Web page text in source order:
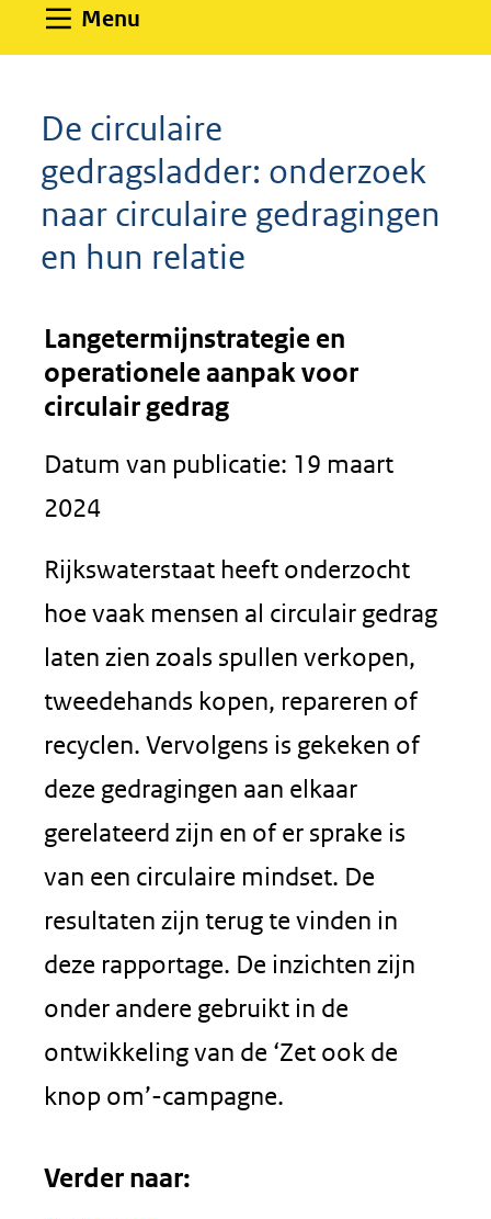
Menu
De circulaire
gedragsladder: onderzoek
naar circulaire gedragingen
en hun relatie
Langetermijnstrategie en
operationele aanpak voor
circulair gedrag
Datum van publicatie: 19 maart
2024
Rijkswaterstaat heeft onderzocht
hoe vaak mensen al circulair gedrag
laten zien zoals spullen verkopen,
tweedehands kopen, repareren of
recyclen. Vervolgens is gekeken of
deze gedragingen aan elkaar
gerelateerd zijn en of er sprake is
van een circulaire mindset. De
resultaten zijn terug te vinden in
deze rapportage. De inzichten zijn
onder andere gebruikt in de
ontwikkeling van de ‘Zet ook de
knop om’-campagne.
Verder naar: